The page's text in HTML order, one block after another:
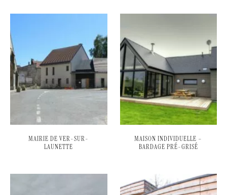
MAIRIE DE VER-SUR-
LAUNETTE
MAISON INDIVIDUELLE –
BARDAGE PRÉ-GRISÉ